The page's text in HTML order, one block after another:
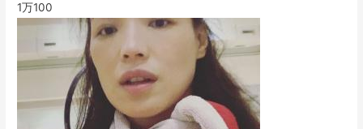
1万100